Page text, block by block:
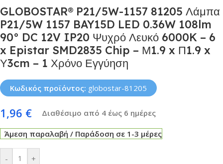
GLOBOSTAR® P21/5W-1157 81205 Λάμπα
P21/5W 1157 BAY15D LED 0.36W 108lm
90° DC 12V IP20 Ψυχρό Λευκό 6000K – 6
x Epistar SMD2835 Chip – Μ1.9 x Π1.9 x
Υ3cm – 1 Χρόνο Εγγύηση
Κωδικός προϊόντος: globostar-81205
1,96 € Διαθέσιμο από 4 έως 6 ημέρες
Άμεση παραλαβή / Παράδοση σε 1-3 μέρες
- +